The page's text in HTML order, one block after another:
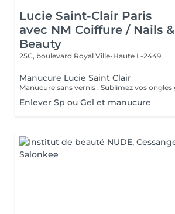
Lucie Saint-Clair Paris
avec NM Coiffure / Nails &
Beauty
25C, boulevard Royal Ville-Haute L-2449
Manucure Lucie Saint Clair
Enlever Sp ou Gel et manucure